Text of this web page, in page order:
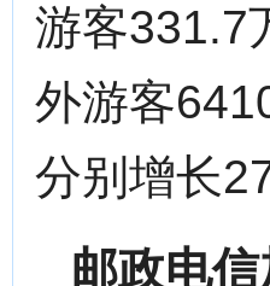
游客331.7
外游客
分别增长
邮政电信